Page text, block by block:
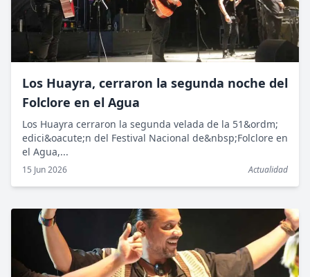
Los Huayra, cerraron la segunda noche del
Folclore en el Agua
Los Huayra cerraron la segunda velada de la 51&ordm;
edici&oacute;n del Festival Nacional de&nbsp;Folclore en
el Agua,...
15 Jun 2026 Actualidad